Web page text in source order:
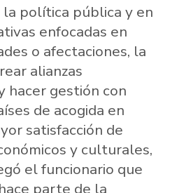
política pública y en
enfocadas en
o afectaciones, la
alianzas
hacer gestión con
de acogida en
satisfacción de
y culturales,
el funcionario que
parte de la